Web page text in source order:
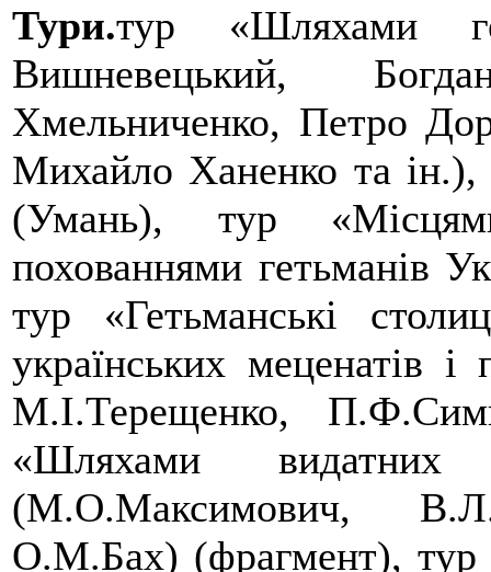
Тури.тур «Шляхами
Вишневецький,
Хмельниченко, Петро
Михайло Ханенко та ін.),
(Умань), тур
похованнями гетьманів
тур «Гетьманські
українських меценатів
М.І.Терещенко,
«Шляхами видатних
(М.О.Максимович,
О.М.Бах) (фрагмент), тур